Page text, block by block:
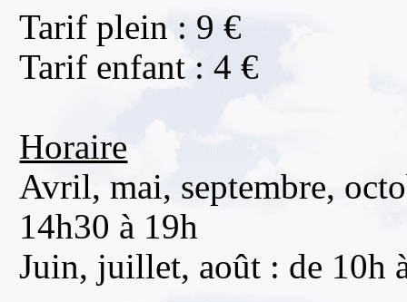
Tarif plein : 9 €
Tarif enfant : 4 €
Horaire
Avril, mai, septembre,
14h30 à 19h
Juin, juillet, août : de 10h